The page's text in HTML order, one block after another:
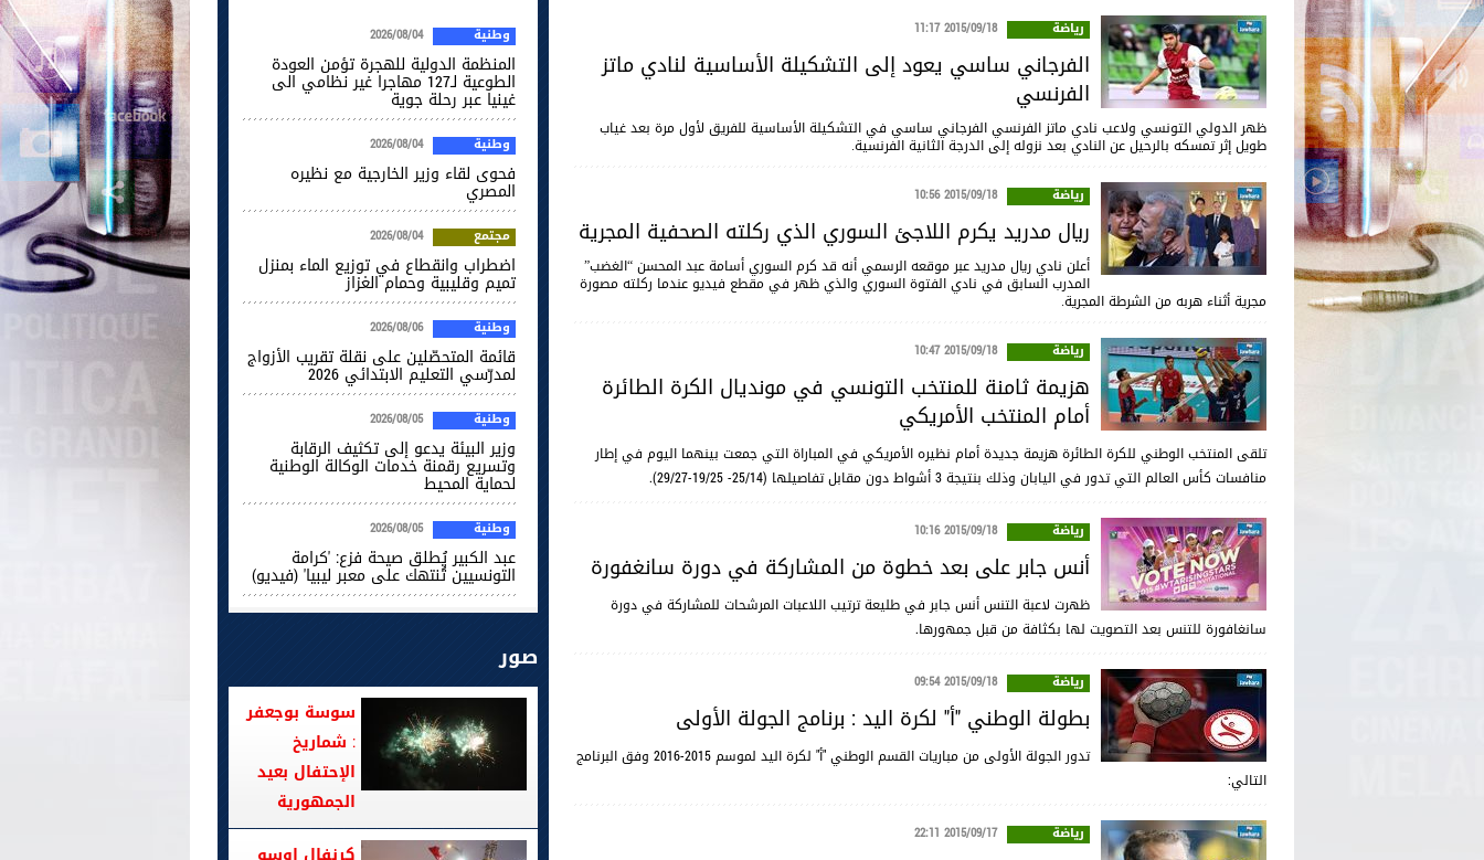
رياضة 2015/09/18 11:17
الفرجاني ساسي يعود إلى التشكيلة الأساسية لنادي ماتز
الفرنسي
ظهر الدولي التونسي ولاعب نادي ماتز الفرنسي الفرجاني ساسي في التشكيلة الأساسية للفريق لأول مرة بعد غياب
طويل إثر تمسكه بالرحيل عن النادي بعد نزوله إلى الدرجة الثانية الفرنسية.
رياضة 2015/09/18 10:56
ريال مدريد يكرم اللاجئ السوري الذي ركلته الصحفية المجرية
أعلن نادي ريال مدريد عبر موقعه الرسمي أنه قد كرم السوري أسامة عبد المحسن “الغضب”
المدرب السابق في نادي الفتوة السوري والذي ظهر في مقطع فيديو عندما ركلته مصورة
مجرية أثناء هربه من الشرطة المجرية.
رياضة 2015/09/18 10:47
هزيمة ثامنة للمنتخب التونسي في مونديال الكرة الطائرة
أمام المنتخب الأمريكي
تلقى المنتخب الوطني للكرة الطائرة هزيمة جديدة أمام نظيره الأمريكي في المباراة التي جمعت بينهما اليوم في إطار
منافسات كأس العالم التي تدور في اليابان وذلك بنتيجة 3 أشواط دون مقابل تفاصيلها (25/14- 19/25-29/27).
رياضة 2015/09/18 10:16
أنس جابر على بعد خطوة من المشاركة في دورة سانغفورة
ظهرت لاعبة التنس أنس جابر في طليعة ترتيب اللاعبات المرشحات للمشاركة في دورة
سانغافورة للتنس بعد التصويت لها بكثافة من قبل جمهورها.
رياضة 2015/09/18 09:54
بطولة الوطني "أ" لكرة اليد : برنامج الجولة الأولى
تدور الجولة الأولى من مباريات القسم الوطني "أ" لكرة اليد لموسم 2015-2016 وفق البرنامج
التالي:
رياضة 2015/09/17 22:11
وطنية 2026/08/04
المنظمة الدولية للهجرة تؤمن العودة
الطوعية لـ127 مهاجرا غير نظامي الى
غينيا عبر رحلة جوية
وطنية 2026/08/04
فحوى لقاء وزير الخارجية مع نظيره
المصري
مجتمع 2026/08/04
اضطراب وانقطاع في توزيع الماء بمنزل
تميم وقليبية وحمام الغزاز
وطنية 2026/08/06
قائمة المتحصّلين على نقلة تقريب الأزواج
لمدرّسي التعليم الابتدائي 2026
وطنية 2026/08/05
وزير البيئة يدعو إلى تكثيف الرقابة
وتسريع رقمنة خدمات الوكالة الوطنية
لحماية المحيط
وطنية 2026/08/05
عبد الكبير يُطلق صيحة فزع: 'كرامة
التونسيين تُنتهك على معبر ليبيا' (فيديو)
صور
سوسة بوجعفر
: شماريخ
الإحتفال بعيد
الجمهورية